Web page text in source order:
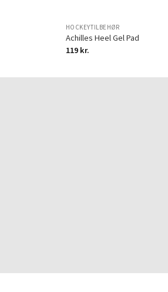
HOCKEYTILBEHØR
Achilles Heel Gel Pad
119 kr.